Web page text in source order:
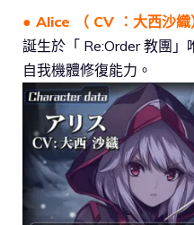
● Alice （ CV ：大西沙織
誕生於「 Re:Order 教團
自我機體修復能力。